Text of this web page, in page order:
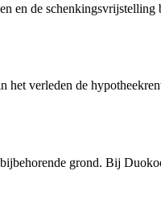
en de
verleden de
grond. Bij